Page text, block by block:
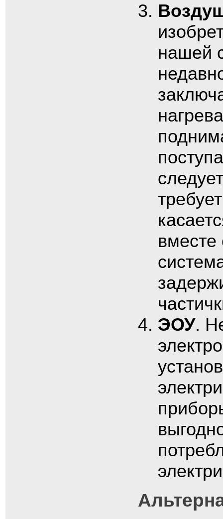
нашей
вместе
ЭОУ.